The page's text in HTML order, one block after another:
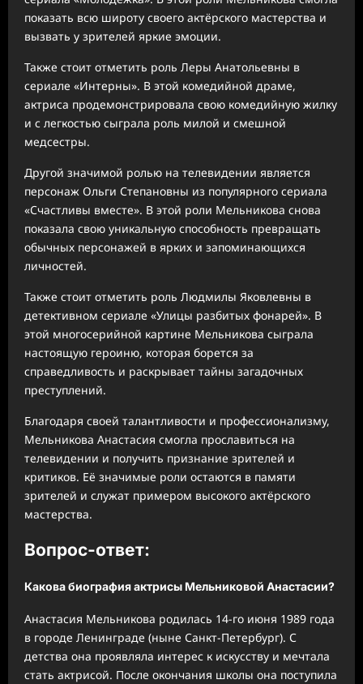
показать всю широту своего актёрского мастерства и
вызвать у зрителей яркие эмоции.
Также стоит отметить роль Леры Анатольевны в
сериале «Интерны». В этой комедийной драме,
актриса продемонстрировала свою комедийную жилку
и с легкостью сыграла роль милой и смешной
медсестры.
Другой значимой ролью на телевидении является
персонаж Ольги Степановны из популярного сериала
«Счастливы вместе». В этой роли Мельникова снова
показала свою уникальную способность превращать
обычных персонажей в ярких и запоминающихся
личностей.
Также стоит отметить роль Людмилы Яковлевны в
детективном сериале «Улицы разбитых фонарей». В
этой многосерийной картине Мельникова сыграла
настоящую героиню, которая борется за
справедливость и раскрывает тайны загадочных
преступлений.
Благодаря своей талантливости и профессионализму,
Мельникова Анастасия смогла прославиться на
телевидении и получить признание зрителей и
критиков. Её значимые роли остаются в памяти
зрителей и служат примером высокого актёрского
мастерства.
Вопрос-ответ:
Какова биография актрисы Мельниковой Анастасии?
Анастасия Мельникова родилась 14-го июня 1989 года
в городе Ленинграде (ныне Санкт-Петербург). С
детства она проявляла интерес к искусству и мечтала
стать актрисой. После окончания школы она поступила